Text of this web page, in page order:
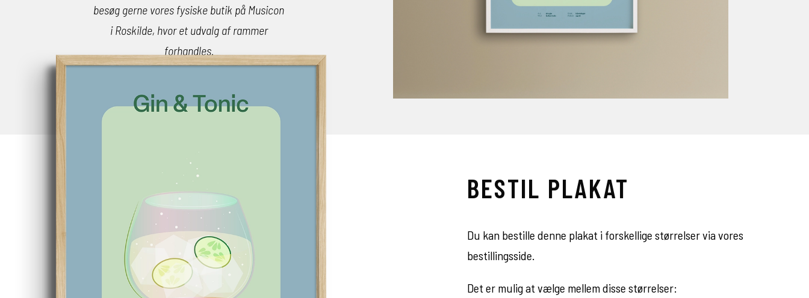
besøg gerne vores fysiske butik på Musicon
i Roskilde, hvor et udvalg af rammer
forhandles.
BESTIL PLAKAT
Du kan bestille denne plakat i forskellige størrelser via vores
bestillingsside.
Det er mulig at vælge mellem disse størrelser: